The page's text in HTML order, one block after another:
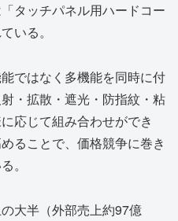
タッチパネル用ハードコー
いる。
ではなく多機能を同時に付
・拡散・遮光・防指紋・粘
応じて組み合わせができ
ることで、価格競争に巻き
。
大半（外部売上約97億